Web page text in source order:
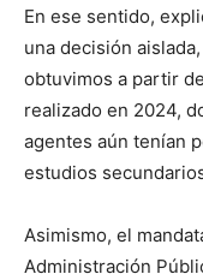
En ese sentido,
una decisión
obtuvimos a partir
realizado en 2024,
agentes aún tenían
estudios
Asimismo, el
Administración